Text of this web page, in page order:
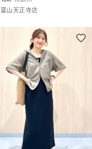
富山天正寺店